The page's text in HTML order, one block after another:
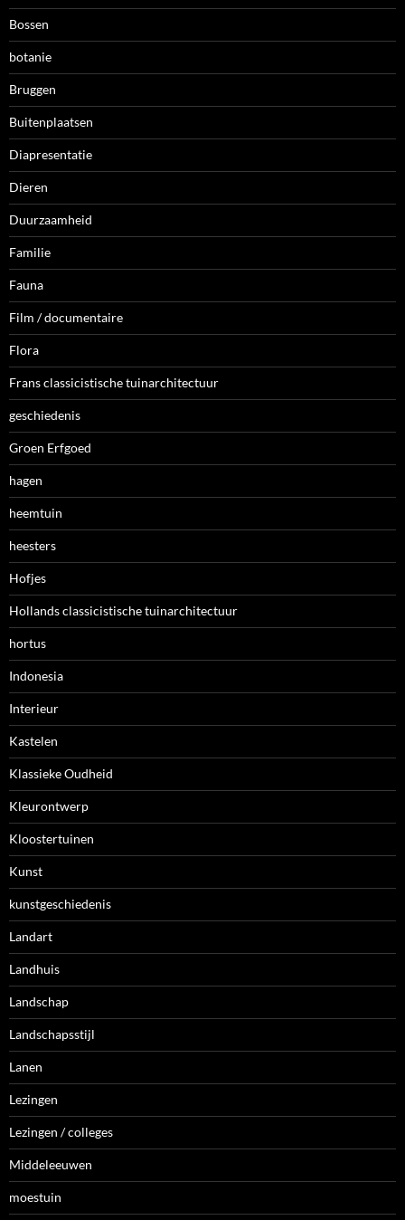
Bossen
botanie
Bruggen
Buitenplaatsen
Diapresentatie
Dieren
Duurzaamheid
Familie
Fauna
Film / documentaire
Flora
Frans classicistische tuinarchitectuur
geschiedenis
Groen Erfgoed
hagen
heemtuin
heesters
Hofjes
Hollands classicistische tuinarchitectuur
hortus
Indonesia
Interieur
Kastelen
Klassieke Oudheid
Kleurontwerp
Kloostertuinen
Kunst
kunstgeschiedenis
Landart
Landhuis
Landschap
Landschapsstijl
Lanen
Lezingen
Lezingen / colleges
Middeleeuwen
moestuin